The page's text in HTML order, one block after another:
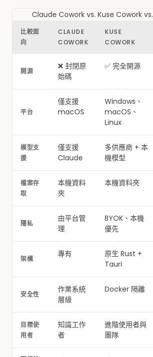
Claude Cowork vs. Kuse Cowork
比較面
向
CLAUDE
COWORK
KUSE
COWORK
開源
❌ 封閉原
始碼
✅ 完全開源
平台
僅支援
macOS
Windows、
macOS、
Linux
模型支
援
僅支援
Claude
多供應商 + 本
機模型
檔案存
取
本機資料
夾
本機資料夾
隱私
由平台管
理
BYOK、本機
優先
架構
專有
原生 Rust +
Tauri
安全性
作業系統
層級
Docker 隔離
目標使
用者
知識工作
者
進階使用者與
團隊